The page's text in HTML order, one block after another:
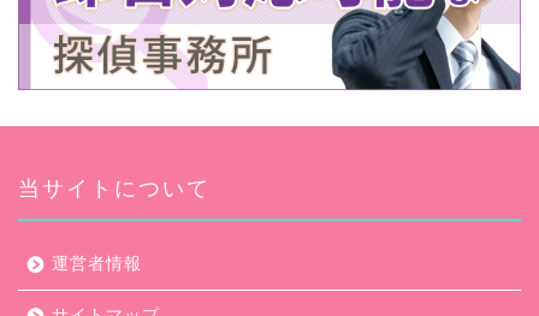
当サイトについて
運営者情報